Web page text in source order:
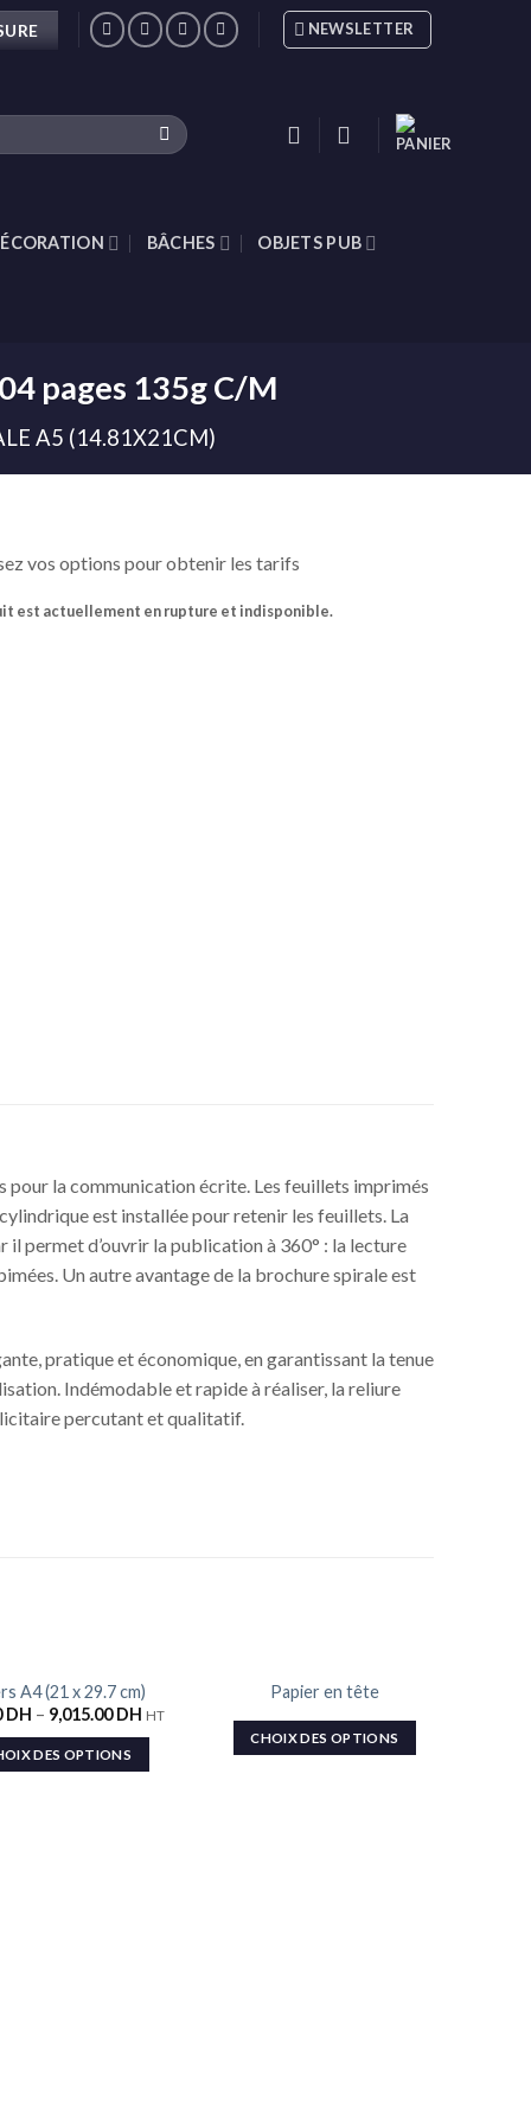
NEWSLETTER
BÂCHES OBJETS PUB
pages 135g C/M
A5 (14.81X21CM)
vos options pour obtenir les tarifs
est actuellement en rupture et indisponible.
pour la communication écrite. Les feuillets imprimés
est installée pour retenir les feuillets. La
permet d’ouvrir la publication à 360° : la lecture
Un autre avantage de la brochure spirale est
pratique et économique, en garantissant la tenue
Indémodable et rapide à réaliser, la reliure
percutant et qualitatif.
Ajouter
à la liste
souhaits
A4 (21 x 29.7 cm)
DH – 9,015.00DH HT
DES OPTIONS
Ajouter
de
RUPTURE DE STOCK
Papier en tête
CHOIX DES OPTIONS